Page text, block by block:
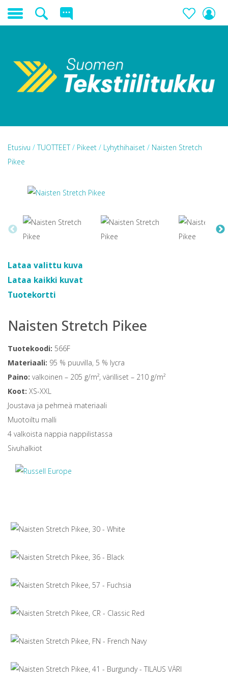
Etusivu /TUOTTEET/ Pikeet / Lyhythihaiset / Naisten Stretch
Pikee
Lataa valittu kuva
Lataa kaikki kuvat
Tuotekortti
Naisten Stretch Pikee
Tuotekoodi: 566F
Materiaali: 95 % puuvilla, 5 % lycra
Paino: valkoinen – 205 g/m², värilliset – 210 g/m²
Koot: XS-XXL
Joustava ja pehmeä materiaali
Muotoiltu malli
4 valkoista nappia nappilistassa
Sivuhalkiot